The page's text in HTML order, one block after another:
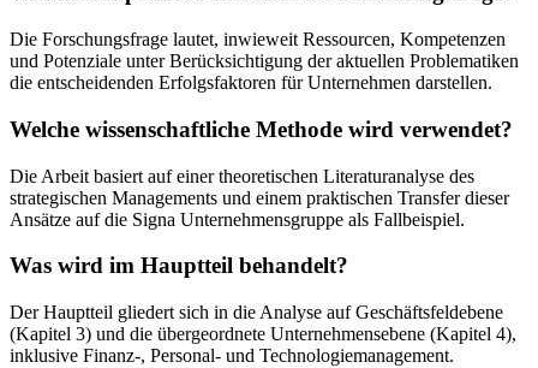
Die Forschungsfrage lautet, inwieweit Ressourcen, Kompetenzen
und Potenziale unter Berücksichtigung der aktuellen Problematiken
die entscheidenden Erfolgsfaktoren für Unternehmen darstellen.
Welche wissenschaftliche Methode wird verwendet?
Die Arbeit basiert auf einer theoretischen Literaturanalyse des
strategischen Managements und einem praktischen Transfer dieser
Ansätze auf die Signa Unternehmensgruppe als Fallbeispiel.
Was wird im Hauptteil behandelt?
Der Hauptteil gliedert sich in die Analyse auf Geschäftsfeldebene
(Kapitel 3) und die übergeordnete Unternehmensebene (Kapitel 4),
inklusive Finanz-, Personal- und Technologiemanagement.